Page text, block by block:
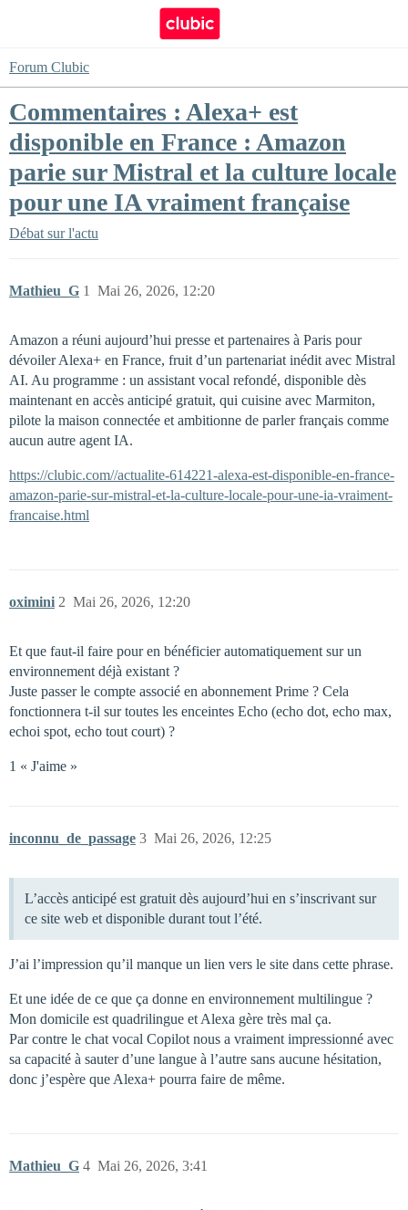
Forum Clubic
Commentaires : Alexa+ est
disponible en France : Amazon
parie sur Mistral et la culture locale
pour une IA vraiment française
Débat sur l'actu
Mathieu_G Mai 26, 2026, 12:20
1
Amazon a réuni aujourd’hui presse et partenaires à Paris pour
dévoiler Alexa+ en France, fruit d’un partenariat inédit avec Mistral
AI. Au programme : un assistant vocal refondé, disponible dès
maintenant en accès anticipé gratuit, qui cuisine avec Marmiton,
pilote la maison connectée et ambitionne de parler français comme
aucun autre agent IA.
https://clubic.com//actualite-614221-alexa-est-disponible-en-france-
amazon-parie-sur-mistral-et-la-culture-locale-pour-une-ia-vraiment-
francaise.html
oximini Mai 26, 2026, 12:20
2
Et que faut-il faire pour en bénéficier automatiquement sur un
environnement déjà existant ?
Juste passer le compte associé en abonnement Prime ? Cela
fonctionnera t-il sur toutes les enceintes Echo (echo dot, echo max,
echoi spot, echo tout court) ?
1 « J'aime »
inconnu_de_passage Mai 26, 2026, 12:25
3
L’accès anticipé est gratuit dès aujourd’hui en s’inscrivant sur
ce site web et disponible durant tout l’été.
J’ai l’impression qu’il manque un lien vers le site dans cette phrase.
Et une idée de ce que ça donne en environnement multilingue ?
Mon domicile est quadrilingue et Alexa gère très mal ça.
Par contre le chat vocal Copilot nous a vraiment impressionné avec
sa capacité à sauter d’une langue à l’autre sans aucune hésitation,
donc j’espère que Alexa+ pourra faire de même.
Mathieu_G Mai 26, 2026, 3:41
4